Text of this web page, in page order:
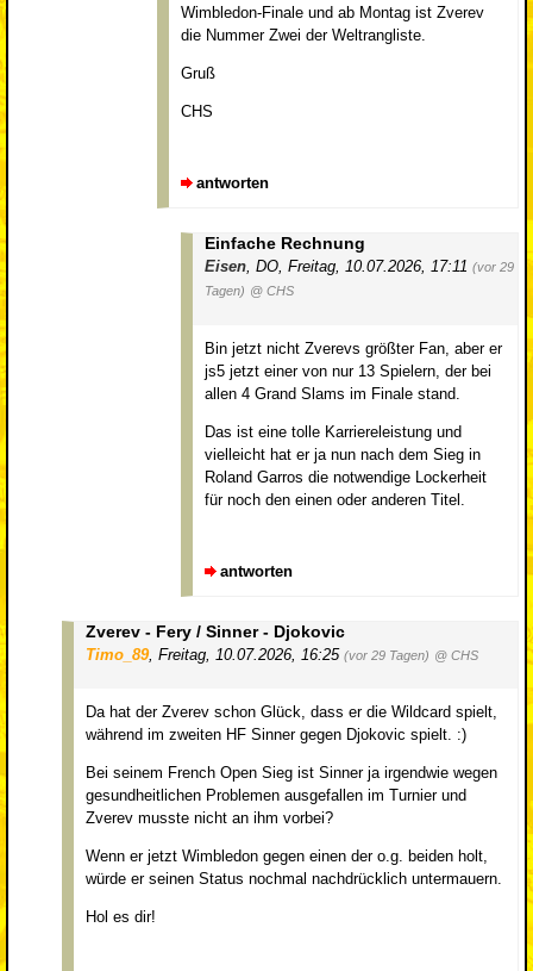
Wimbledon-Finale und ab Montag ist Zverev
die Nummer Zwei der Weltrangliste.
Gruß
CHS
antworten
Einfache Rechnung
Eisen, DO, Freitag, 10.07.2026, 17:11 (vor 29
Tagen) @ CHS
Bin jetzt nicht Zverevs größter Fan, aber er
js5 jetzt einer von nur 13 Spielern, der bei
allen 4 Grand Slams im Finale stand.
Das ist eine tolle Karriereleistung und
vielleicht hat er ja nun nach dem Sieg in
Roland Garros die notwendige Lockerheit
für noch den einen oder anderen Titel.
antworten
Zverev - Fery / Sinner - Djokovic
Timo_89, Freitag, 10.07.2026, 16:25 (vor 29 Tagen) @ CHS
Da hat der Zverev schon Glück, dass er die Wildcard spielt,
während im zweiten HF Sinner gegen Djokovic spielt. :)
Bei seinem French Open Sieg ist Sinner ja irgendwie wegen
gesundheitlichen Problemen ausgefallen im Turnier und
Zverev musste nicht an ihm vorbei?
Wenn er jetzt Wimbledon gegen einen der o.g. beiden holt,
würde er seinen Status nochmal nachdrücklich untermauern.
Hol es dir!